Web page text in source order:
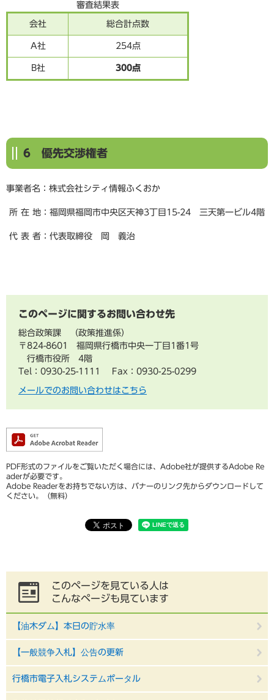
審査結果表
会社 総合計点数
A社 254点
B社 300点
6 優先交渉権者
事業者名：株式会社シティ情報ふくおか
所 在 地：福岡県福岡市中央区天神3丁目15-24 三天第一ビル4階
代 表 者：代表取締役 岡 義治
このページに関するお問い合わせ先
総合政策課
政策推進係
〒824-8601 福岡県行橋市中央一丁目1番1号
行橋市役所 4階
Tel：0930-25-1111
Fax：0930-25-0299
メールでのお問い合わせはこちら
PDF形式のファイルをご覧いただく場合には、Adobe社が提供するAdobe Re
aderが必要です。
Adobe Readerをお持ちでない方は、バナーのリンク先からダウンロードして
ください。（無料）
このページを見ている人は
こんなページも見ています
【油木ダム】本日の貯水率
【一般競争入札】公告の更新
行橋市電子入札システムポータル